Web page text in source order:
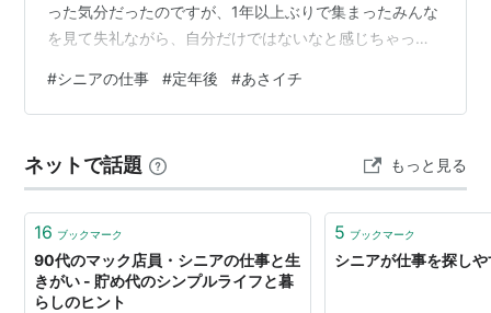
った気分だったのですが、1年以上ぶりで集まったみんな
を見て失礼ながら、自分だけではないなと感じちゃった
せたね」でしたけど。 で、やはり話題は定年になってか
らの今の暮らしの事。 ちょうど、今朝のあさイチもシニ
した。 番組ではシニアの働き方は変わってきている、求
人も増えシニアのニーズに合った働き方が出来るように
なっている。 新しいことを始めて生…
#シニアの仕事 #定年後 #あさイチ
ネットで話題 もっと見る
16 ブックマーク
90代のマック店員・シニアの仕事と生
きがい - 貯め代のシンプルライフと暮
らしのヒント
5 ブックマーク
シニアが仕事を探し